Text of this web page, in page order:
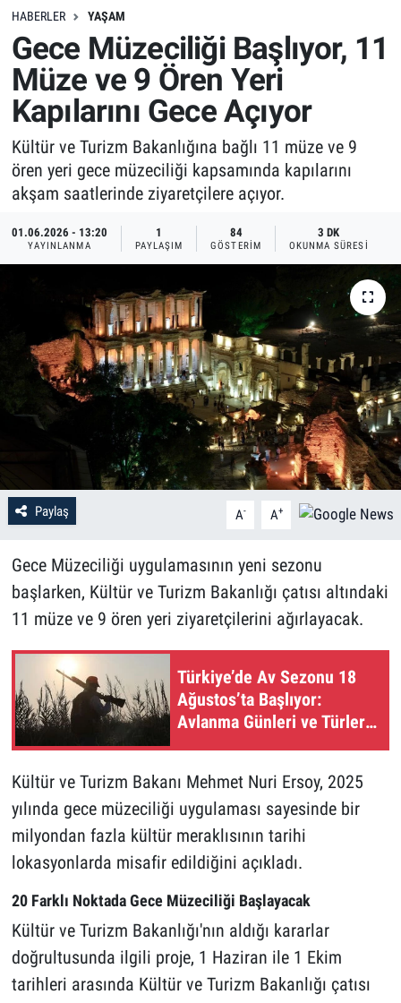
HABERLER YAŞAM
Gece Müzeciliği Başlıyor, 11
Müze ve 9 Ören Yeri
Kapılarını Gece Açıyor
Kültür ve Turizm Bakanlığına bağlı 11 müze ve 9
ören yeri gece müzeciliği kapsamında kapılarını
akşam saatlerinde ziyaretçilere açıyor.
01.06.2026 - 13:20
YAYINLANMA
1
PAYLAŞIM
84
GÖSTERIM
3 DK
OKUNMA SÜRESI
Paylaş A- A+
Gece Müzeciliği uygulamasının yeni sezonu
başlarken, Kültür ve Turizm Bakanlığı çatısı altındaki
11 müze ve 9 ören yeri ziyaretçilerini ağırlayacak.
Türkiye’de Av Sezonu 18
Ağustos’ta Başlıyor:
Avlanma Günleri ve Türler
Kültür ve Turizm Bakanı Mehmet Nuri Ersoy, 2025
yılında gece müzeciliği uygulaması sayesinde bir
milyondan fazla kültür meraklısının tarihi
lokasyonlarda misafir edildiğini açıkladı.
20 Farklı Noktada Gece Müzeciliği Başlayacak
Kültür ve Turizm Bakanlığı'nın aldığı kararlar
doğrultusunda ilgili proje, 1 Haziran ile 1 Ekim
tarihleri arasında Kültür ve Turizm Bakanlığı çatısı